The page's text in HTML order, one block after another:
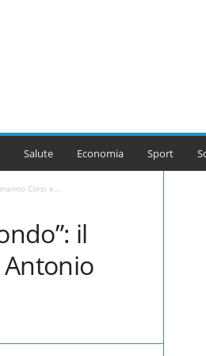
Salute Economia Sport
Corsi e...
il
Antonio